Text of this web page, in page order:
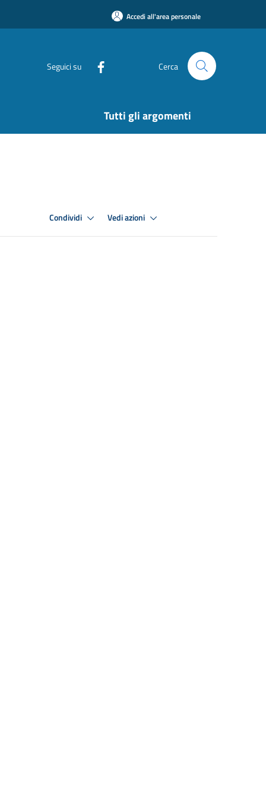
Accedi all'area personale
Seguici su Cerca
Tutti gli argomenti
Condividi Vedi azioni